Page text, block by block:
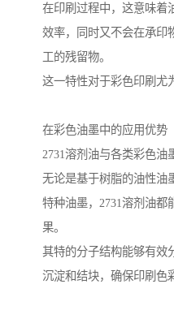
在印刷过程中，这意味着
效率，同时又不会在承印
工的残留物。
这一特性对于彩色印刷尤
在彩色油墨中的应用优势
2731溶剂油与各类彩色油
无论是基于树脂的油性油
特种油墨，2731溶剂油都
果。
其特的分子结构能够有效
沉淀和结块，确保印刷色